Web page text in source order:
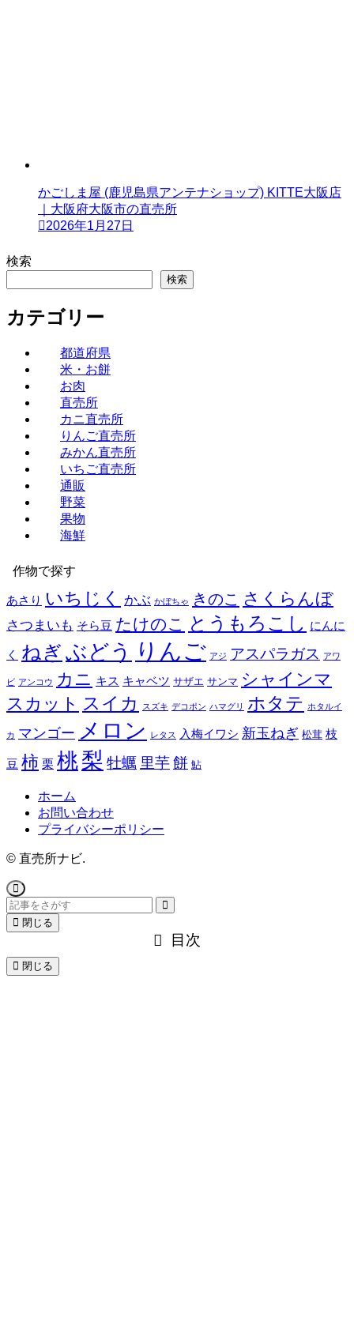
かごしま屋 (鹿児島県アンテナショップ) KITTE大阪店
｜大阪府大阪市の直売所
2026年1月27日
検索
検索
カテゴリー
都道府県
米・お餅
お肉
直売所
カニ直売所
りんご直売所
みかん直売所
いちご直売所
通販
野菜
果物
海鮮
作物で探す
あさり いちじく かぶ かぼちゃ きのこ さくらんぼ
さつまいも そら豆 たけのこ とうもろこし にんに
く ねぎ ぶどう りんご アジ アスパラガス アワ
ビ アンコウ カニ キス キャベツ サザエ サンマ シャインマ
スカット スイカ スズキ デコポン ハマグリ ホタテ ホタルイ
カ マンゴー メロン レタス 入梅イワシ 新玉ねぎ 松茸 枝
豆 柿 栗 桃梨 牡蠣 里芋餅 鮎
ホーム
お問い合わせ
プライバシーポリシー
© 直売所ナビ.
閉じる
目次
閉じる